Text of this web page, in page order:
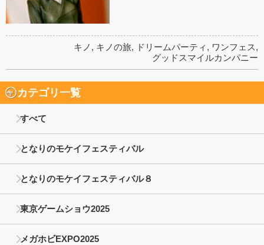
キノ , キノの旅, ドリームパーティ , ワンフェス,
グッドスマイルカンパニー
カテゴリ一覧
すべて
となりのモケイフェスティバル
となりのモケイフェスティバル８
東京ゲームショウ2025
メガホビEXPO2025